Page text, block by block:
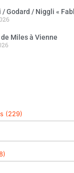
/ Godard / Niggli «
Miles à Vienne
(229)